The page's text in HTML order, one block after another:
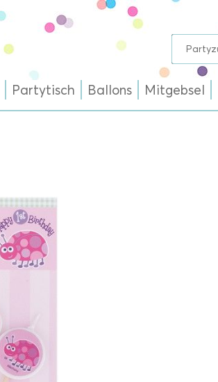
Partytisch Ballons Mitgebsel